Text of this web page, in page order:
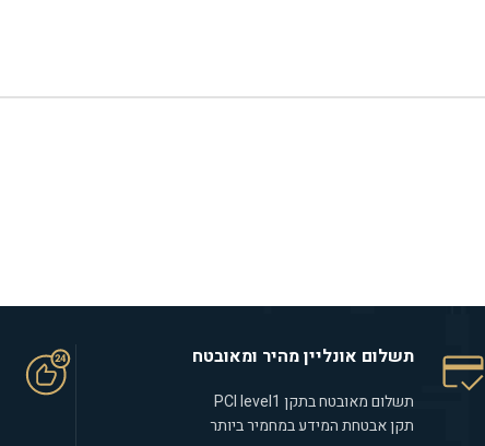
תשלום אונליין מהיר ומאובטח
תשלום מאובטח בתקן PCI level1
תקן אבטחת המידע במחמיר ביותר